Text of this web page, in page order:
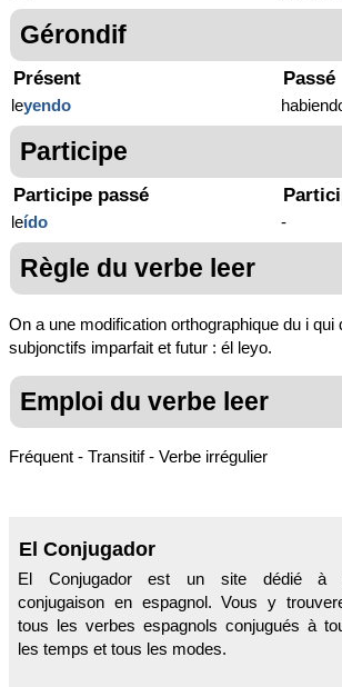
Gérondif
Présent
leyendo
Passé
Participe
Participe passé
leído -
Règle du verbe leer
On a une modification orthographique du i
subjonctifs imparfait et futur : él leyo.
Emploi du verbe leer
Fréquent - Transitif - Verbe irrégulier
El Conjugador
El Conjugador est un site dédié à
conjugaison en espagnol. Vous y
tous les verbes espagnols conjugués à
les temps et tous les modes.